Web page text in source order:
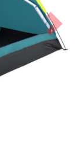
Ďalší